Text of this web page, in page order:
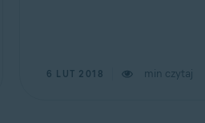
6 LUT 2018 min czytaj